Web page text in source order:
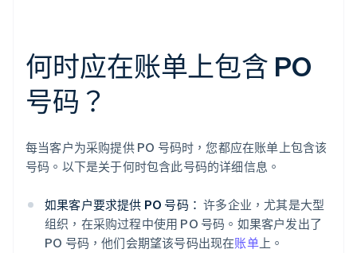
何时应在账单上包含 PO
号码？
每当客户为采购提供 PO 号码时，您都应在账单上包含该
号码。以下是关于何时包含此号码的详细信息。
如果客户要求提供 PO 号码： 许多企业，尤其是大型
组织，在采购过程中使用 PO 号码。如果客户发出了
PO 号码，他们会期望该号码出现在账单上。